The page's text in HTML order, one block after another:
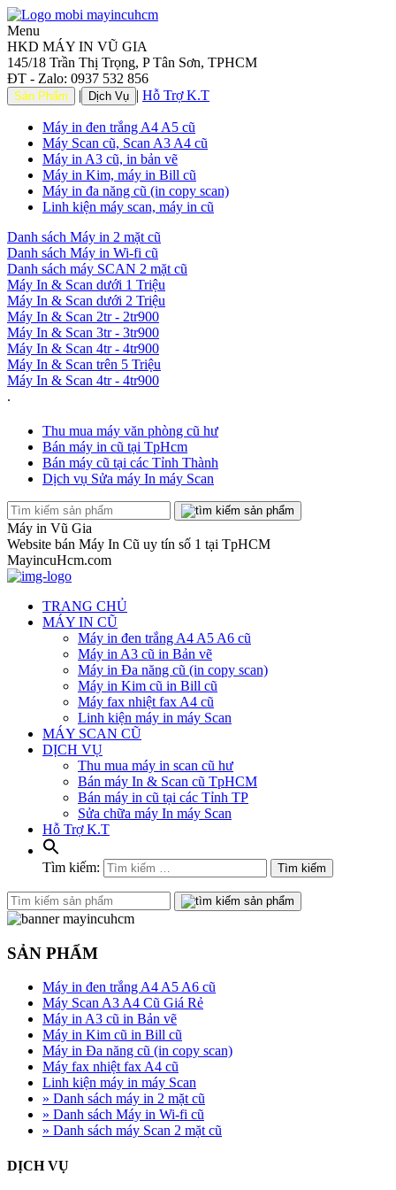
Menu
HKD MÁY IN VŨ GIA
145/18 Trần Thị Trọng, P Tân Sơn, TPHCM
ĐT - Zalo: 0937 532 856
Sản Phẩm | Dịch Vụ | Hỗ Trợ K.T
Máy in đen trắng A4 A5 cũ
Máy Scan cũ, Scan A3 A4 cũ
Máy in A3 cũ, in bản vẽ
Máy in Kim, máy in Bill cũ
Máy in đa năng cũ (in copy scan)
Linh kiện máy scan, máy in cũ
Danh sách Máy in 2 mặt cũ
Danh sách Máy in Wi-fi cũ
Danh sách máy SCAN 2 mặt cũ
Máy In & Scan dưới 1 Triệu
Máy In & Scan dưới 2 Triệu
Máy In & Scan 2tr - 2tr900
Máy In & Scan 3tr - 3tr900
Máy In & Scan 4tr - 4tr900
Máy In & Scan trên 5 Triệu
Máy In & Scan 4tr - 4tr900
.
Thu mua máy văn phòng cũ hư
Bán máy in cũ tại TpHcm
Bán máy cũ tại các Tỉnh Thành
Dịch vụ Sửa máy In máy Scan
Máy in Vũ Gia
Website bán Máy In Cũ uy tín số 1 tại TpHCM
MayincuHcm.com
TRANG CHỦ
MÁY IN CŨ
Máy in đen trắng A4 A5 A6 cũ
Máy in A3 cũ in Bản vẽ
Máy in Đa năng cũ (in copy scan)
Máy in Kim cũ in Bill cũ
Máy fax nhiệt fax A4 cũ
Linh kiện máy in máy Scan
MÁY SCAN CŨ
DỊCH VỤ
Thu mua máy in scan cũ hư
Bán máy In & Scan cũ TpHCM
Bán máy in cũ tại các Tỉnh TP
Sửa chữa máy In máy Scan
Hỗ Trợ K.T
Tìm kiếm: Tìm kiếm
SẢN PHẨM
Máy in đen trắng A4 A5 A6 cũ
Máy Scan A3 A4 Cũ Giá Rẻ
Máy in A3 cũ in Bản vẽ
Máy in Kim cũ in Bill cũ
Máy in Đa năng cũ (in copy scan)
Máy fax nhiệt fax A4 cũ
Linh kiện máy in máy Scan
» Danh sách máy in 2 mặt cũ
» Danh sách Máy in Wi-fi cũ
» Danh sách máy Scan 2 mặt cũ
DỊCH VỤ